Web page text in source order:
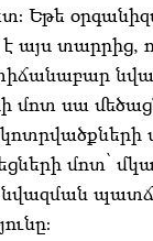
Եթե
այս տարրից,
մոտ սա
մոտ՝